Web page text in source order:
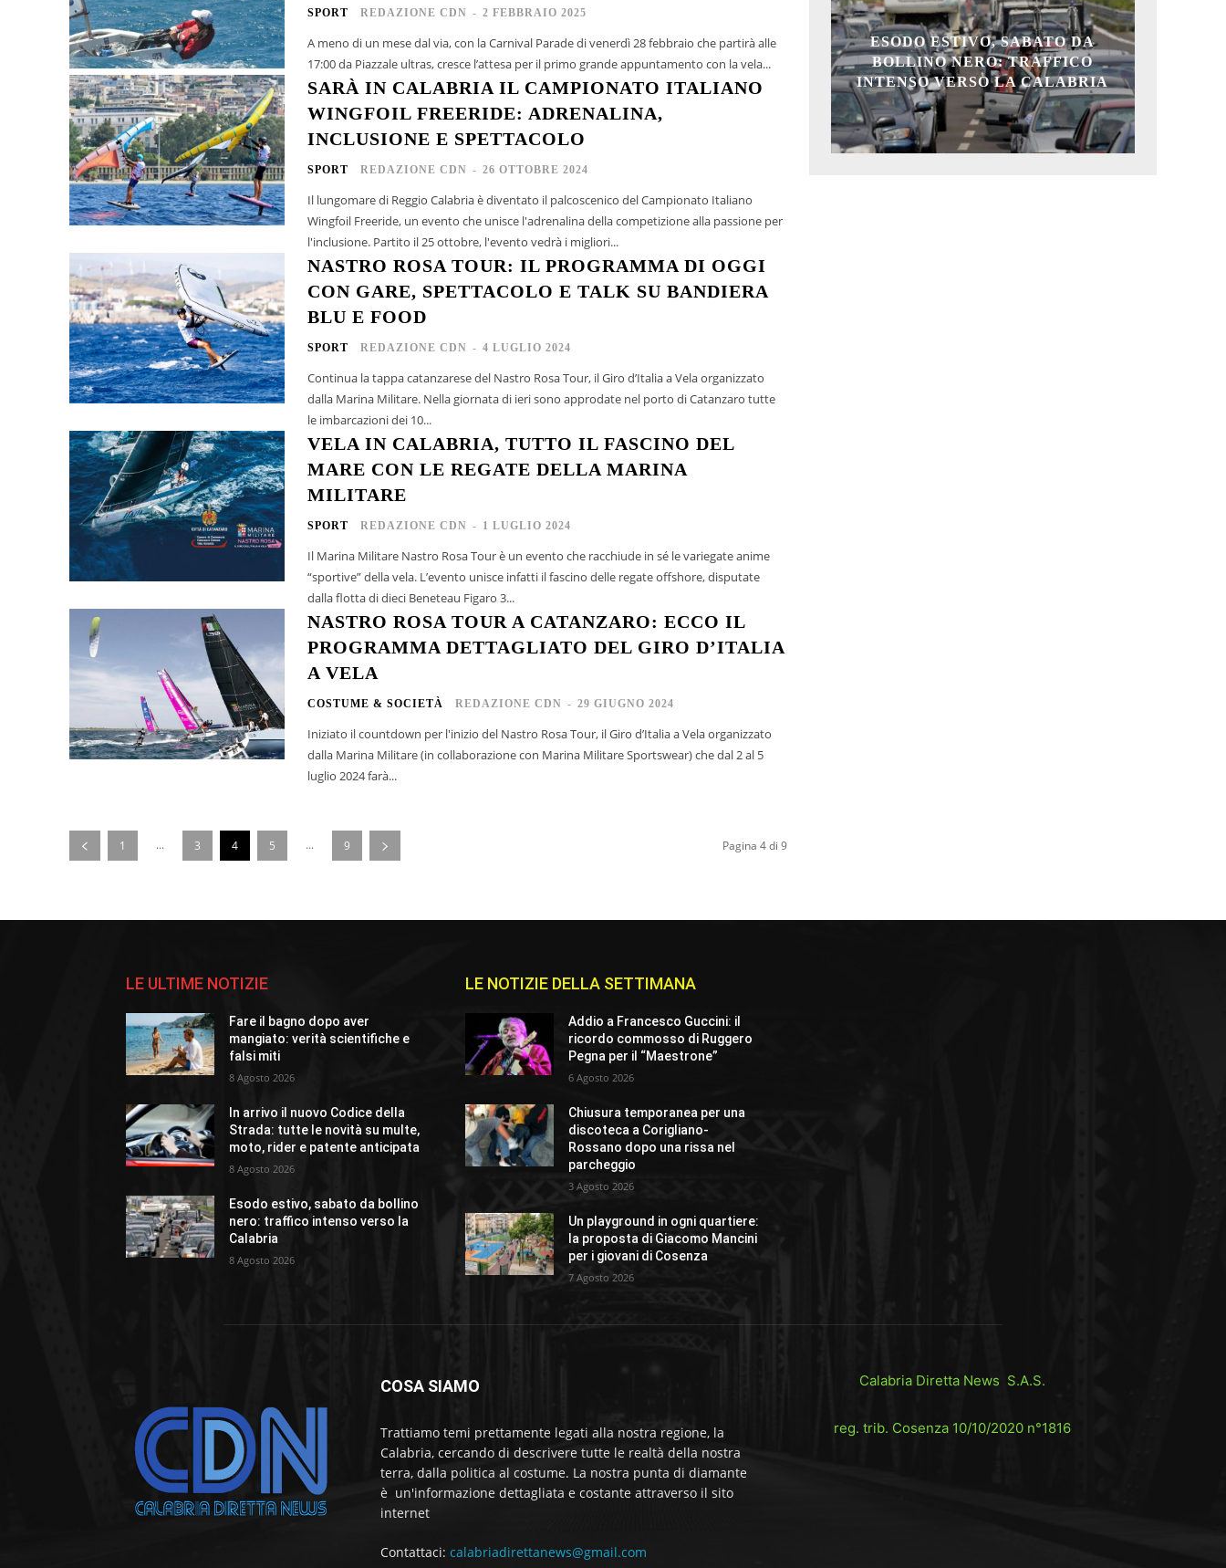
SPORT REDAZIONE CDN - 2 FEBBRAIO 2025
A meno di un mese dal via, con la Carnival Parade di venerdì 28 febbraio che partirà alle
17:00 da Piazzale ultras, cresce l’attesa per il primo grande appuntamento con la vela...
SARÀ IN CALABRIA IL CAMPIONATO ITALIANO
WINGFOIL FREERIDE: ADRENALINA,
INCLUSIONE E SPETTACOLO
SPORT REDAZIONE CDN - 26 OTTOBRE 2024
Il lungomare di Reggio Calabria è diventato il palcoscenico del Campionato Italiano
Wingfoil Freeride, un evento che unisce l'adrenalina della competizione alla passione per
l'inclusione. Partito il 25 ottobre, l'evento vedrà i migliori...
NASTRO ROSA TOUR: IL PROGRAMMA DI OGGI
CON GARE, SPETTACOLO E TALK SU BANDIERA
BLU E FOOD
SPORT REDAZIONE CDN - 4 LUGLIO 2024
Continua la tappa catanzarese del Nastro Rosa Tour, il Giro d’Italia a Vela organizzato
dalla Marina Militare. Nella giornata di ieri sono approdate nel porto di Catanzaro tutte
le imbarcazioni dei 10...
VELA IN CALABRIA, TUTTO IL FASCINO DEL
MARE CON LE REGATE DELLA MARINA
MILITARE
SPORT REDAZIONE CDN - 1 LUGLIO 2024
Il Marina Militare Nastro Rosa Tour è un evento che racchiude in sé le variegate anime
“sportive” della vela. L’evento unisce infatti il fascino delle regate offshore, disputate
dalla flotta di dieci Beneteau Figaro 3...
NASTRO ROSA TOUR A CATANZARO: ECCO IL
PROGRAMMA DETTAGLIATO DEL GIRO D’ITALIA
A VELA
COSTUME & SOCIETÀ REDAZIONE CDN - 29 GIUGNO 2024
Iniziato il countdown per l'inizio del Nastro Rosa Tour, il Giro d’Italia a Vela organizzato
dalla Marina Militare (in collaborazione con Marina Militare Sportswear) che dal 2 al 5
luglio 2024 farà...
1 ... 3 4 5 ... 9 Pagina 4 di 9
ESODO ESTIVO, SABATO DA
BOLLINO NERO: TRAFFICO
INTENSO VERSO LA CALABRIA
LE ULTIME NOTIZIE
Fare il bagno dopo aver
mangiato: verità scientifiche e
falsi miti
8 Agosto 2026
In arrivo il nuovo Codice della
Strada: tutte le novità su multe,
moto, rider e patente anticipata
8 Agosto 2026
Esodo estivo, sabato da bollino
nero: traffico intenso verso la
Calabria
8 Agosto 2026
LE NOTIZIE DELLA SETTIMANA
Addio a Francesco Guccini: il
ricordo commosso di Ruggero
Pegna per il “Maestrone”
6 Agosto 2026
Chiusura temporanea per una
discoteca a Corigliano-
Rossano dopo una rissa nel
parcheggio
3 Agosto 2026
Un playground in ogni quartiere:
la proposta di Giacomo Mancini
per i giovani di Cosenza
7 Agosto 2026
COSA SIAMO
Trattiamo temi prettamente legati alla nostra regione, la
Calabria, cercando di descrivere tutte le realtà della nostra
terra, dalla politica al costume. La nostra punta di diamante
è un'informazione dettagliata e costante attraverso il sito
internet
Contattaci: calabriadirettanews@gmail.com
Calabria Diretta News S.A.S.
reg. trib. Cosenza 10/10/2020 n°1816